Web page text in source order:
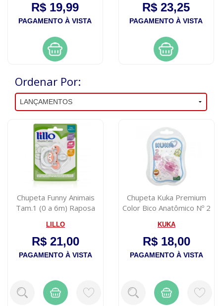
R$ 19,99
PAGAMENTO À VISTA
R$ 23,25
PAGAMENTO À VISTA
Ordenar Por:
Chupeta Funny Animais
Tam.1 (0 a 6m) Raposa
LILLO
R$ 21,00
PAGAMENTO À VISTA
Chupeta Kuka Premium
Color Bico Anatômico Nº 2
KUKA
R$ 18,00
PAGAMENTO À VISTA